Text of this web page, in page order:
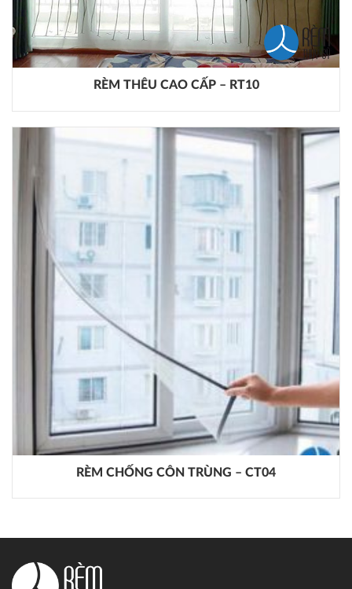
RÈM THÊU CAO CẤP – RT10
RÈM CHỐNG CÔN TRÙNG – CT04